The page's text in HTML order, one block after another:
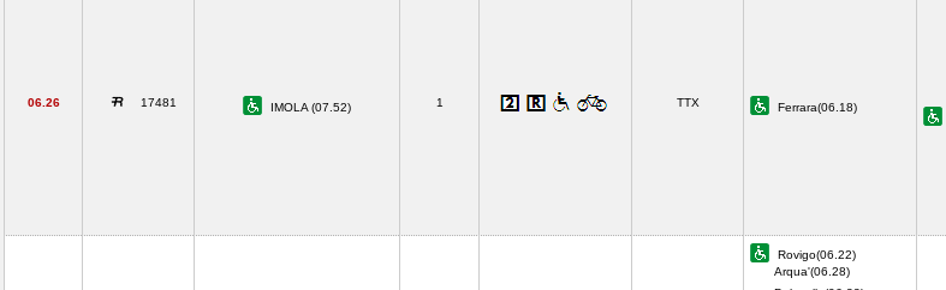
06.26 17481 IMOLA (07.52) 1 TTX Ferrara(06.18)
Rovigo(06.22)
Arqua'(06.28)